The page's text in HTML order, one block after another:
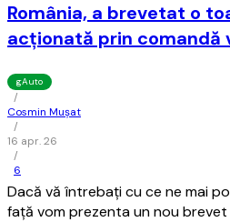
România, a brevetat o
acţionată prin comandă
gAuto
/
Cosmin Mușat
/
16 apr. 26
/
6
Dacă vă întrebaţi cu ce ne mai
faţă vom prezenta un nou